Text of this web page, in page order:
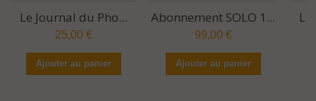
Le Journal du Pho...
25,00 €
Ajouter au panier
Abonnement SOLO 1...
99,00 €
Ajouter au panier